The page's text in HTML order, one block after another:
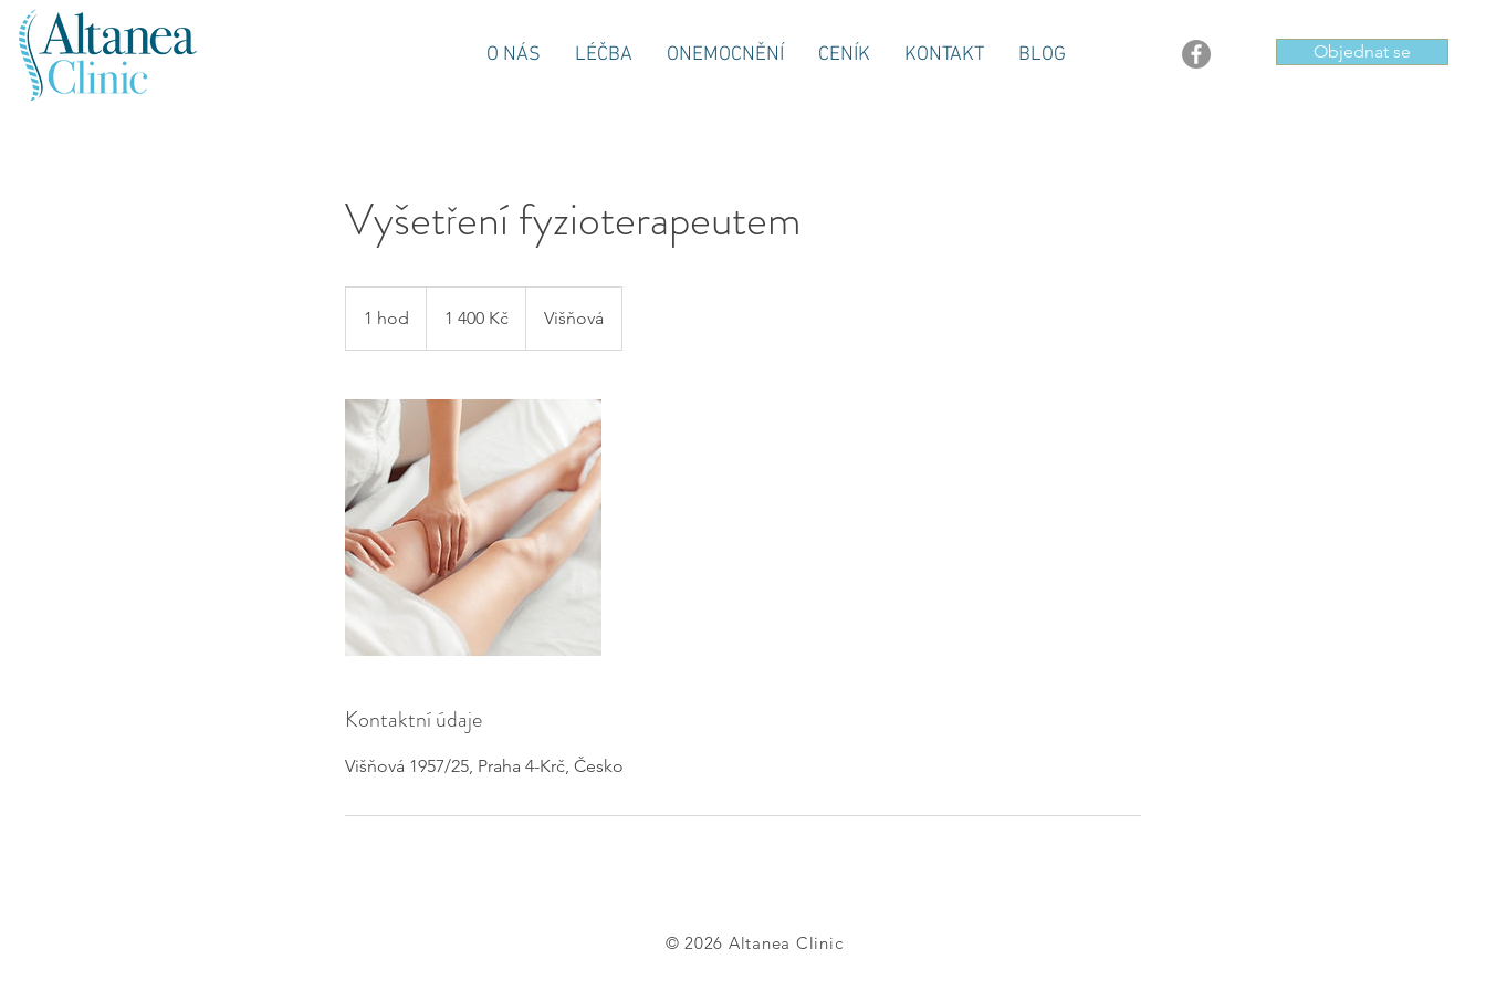
Objednat se
O NÁS LÉČBA ONEMOCNĚNÍ CENÍK KONTAKT BLOG
Vyšetření fyzioterapeutem
1 hod
h
1 400 Kč Višňová
Kontaktní údaje
Višňová 1957/25, Praha 4-Krč, Česko
© 2026 Altanea Clinic